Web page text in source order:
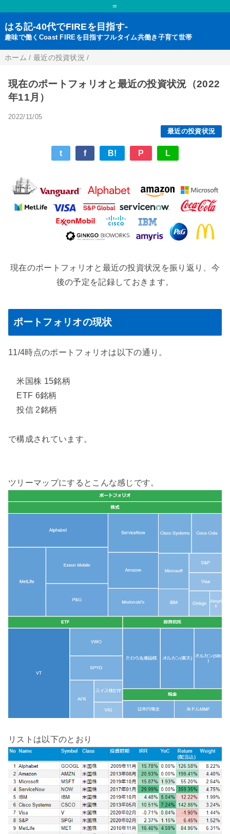
=
はる記-40代でFIREを目指す-
趣味で働くCoast FIREを目指すフルタイム共働き子育て世帯
ホーム / 最近の投資状況 /
現在のポートフォリオと最近の投資状況（2022
年11月）
2022/11/05
最近の投資状況
t f B! P L
現在のポートフォリオと最近の投資状況を振り返り、今
後の予定を記録しておきます。
ポートフォリオの現状
11/4時点のポートフォリオは以下の通り。
米国株 15銘柄
ETF 6銘柄
投信 2銘柄
で構成されています。
ツリーマップにするとこんな感じです。
リストは以下のとおり